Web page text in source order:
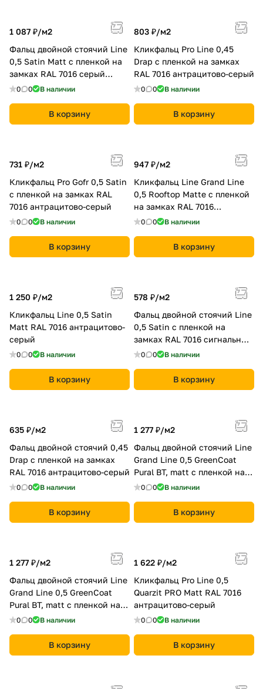
1 087 ₽/м2
Фальц двойной стоячий Line
0,5 Satin Мatt с пленкой на
замках RAL 7016 серый
антрацит
0 0 В наличии
В корзину
803 ₽/м2
Кликфальц Pro Line 0,45
Drap с пленкой на замках
RAL 7016 антрацитово-серый
0 0 В наличии
В корзину
731 ₽/м2
Кликфальц Pro Gofr 0,5 Satin
с пленкой на замках RAL
7016 антрацитово-серый
0 0 В наличии
В корзину
947 ₽/м2
Кликфальц Line Grand Line
0,5 Rooftop Matte с пленкой
на замках RAL 7016
антрацитово-серый
0 0 В наличии
В корзину
1 250 ₽/м2
Кликфальц Line 0,5 Satin
Мatt RAL 7016 антрацитово-
серый
0 0 В наличии
В корзину
578 ₽/м2
Фальц двойной стоячий Line
0,5 Satin с пленкой на
замках RAL 7016 сигнальный
серый
0 0 В наличии
В корзину
635 ₽/м2
Фальц двойной стоячий 0,45
Drap с пленкой на замках
RAL 7016 антрацитово-серый
0 0 В наличии
В корзину
1 277 ₽/м2
Фальц двойной стоячий Line
Grand Line 0,5 GreenCoat
Pural BT, matt с пленкой на
замках RR 2Н3 (RAL 7016
0 0 В наличии
В корзину
1 277 ₽/м2
Фальц двойной стоячий Line
Grand Line 0,5 GreenCoat
Pural BT, matt с пленкой на
замках RR 2Н3 (RAL 7016
0 0 В наличии
В корзину
1 622 ₽/м2
Кликфальц Pro Line 0,5
Quarzit PRO Matt RAL 7016
антрацитово-серый
0 0 В наличии
В корзину